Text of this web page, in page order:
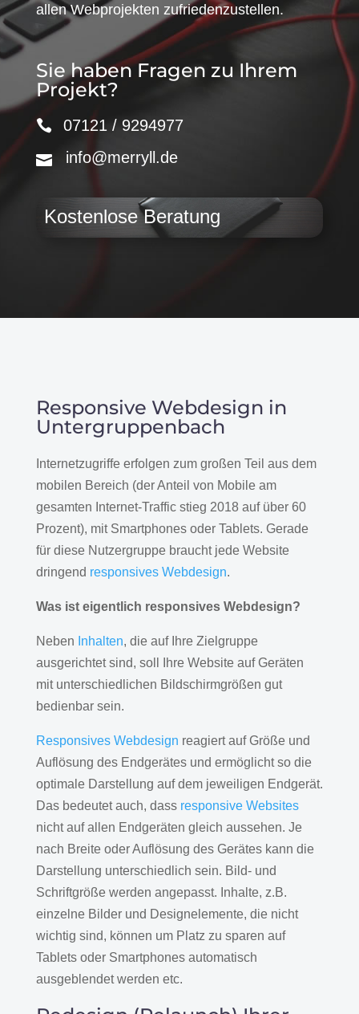
allen Webprojekten zufriedenzustellen.
Sie haben Fragen zu Ihrem
Projekt?
07121 / 9294977
info@merryll.de
Kostenlose Beratung
Responsive Webdesign in
Untergruppenbach
Internetzugriffe erfolgen zum großen Teil aus dem
mobilen Bereich (der Anteil von Mobile am
gesamten Internet-Traffic stieg 2018 auf über 60
Prozent), mit Smartphones oder Tablets. Gerade
für diese Nutzergruppe braucht jede Website
dringend responsives Webdesign.
Was ist eigentlich responsives Webdesign?
Neben Inhalten, die auf Ihre Zielgruppe
ausgerichtet sind, soll Ihre Website auf Geräten
mit unterschiedlichen Bildschirmgrößen gut
bedienbar sein.
Responsives Webdesign reagiert auf Größe und
Auflösung des Endgerätes und ermöglicht so die
optimale Darstellung auf dem jeweiligen Endgerät.
Das bedeutet auch, dass responsive Websites
nicht auf allen Endgeräten gleich aussehen. Je
nach Breite oder Auflösung des Gerätes kann die
Darstellung unterschiedlich sein. Bild- und
Schriftgröße werden angepasst. Inhalte, z.B.
einzelne Bilder und Designelemente, die nicht
wichtig sind, können um Platz zu sparen auf
Tablets oder Smartphones automatisch
ausgeblendet werden etc.